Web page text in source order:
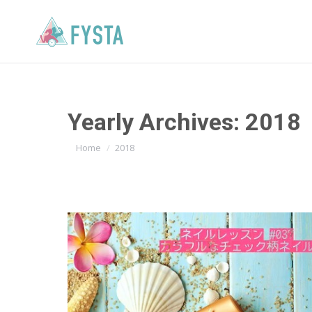
Yearly Archives: 2018
You are here:
Home 2018